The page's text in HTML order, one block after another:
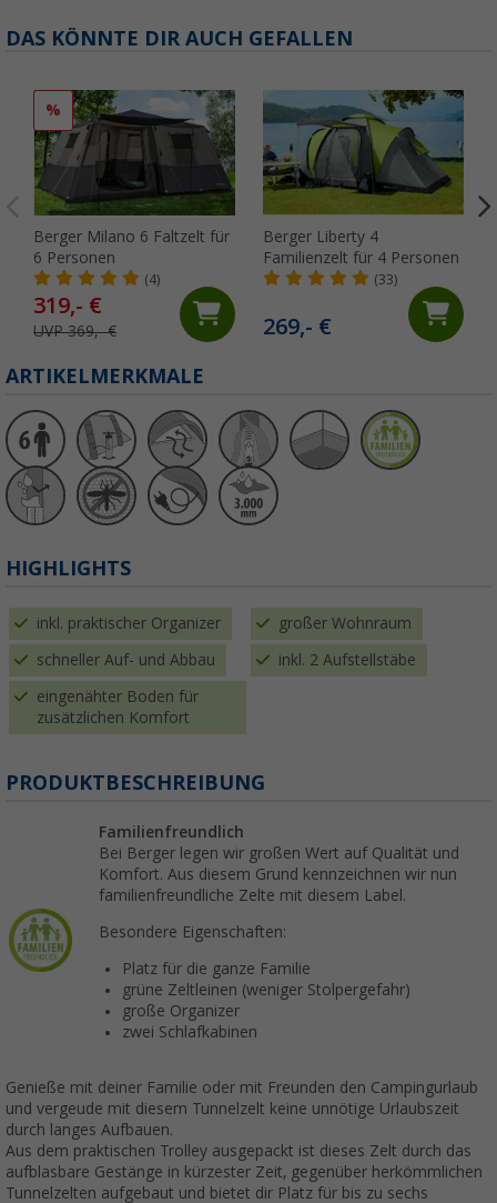
DAS KÖNNTE DIR AUCH GEFALLEN
%
Berger Milano 6 Faltzelt für
6 Personen
(4)
319,- €
UVP 369,- €
Berger Liberty 4
Familienzelt für 4 Personen
(33)
269,- €
ARTIKELMERKMALE
HIGHLIGHTS
inkl. praktischer Organizer großer Wohnraum
schneller Auf- und Abbau inkl. 2 Aufstellstäbe
eingenähter Boden für
zusätzlichen Komfort
PRODUKTBESCHREIBUNG
Familienfreundlich
Bei Berger legen wir großen Wert auf Qualität und
Komfort. Aus diesem Grund kennzeichnen wir nun
familienfreundliche Zelte mit diesem Label.
Besondere Eigenschaften:
Platz für die ganze Familie
grüne Zeltleinen (weniger Stolpergefahr)
große Organizer
zwei Schlafkabinen
Genieße mit deiner Familie oder mit Freunden den Campingurlaub
und vergeude mit diesem Tunnelzelt keine unnötige Urlaubszeit
durch langes Aufbauen.
Aus dem praktischen Trolley ausgepackt ist dieses Zelt durch das
aufblasbare Gestänge in kürzester Zeit, gegenüber herkömmlichen
Tunnelzelten aufgebaut und bietet dir Platz für bis zu sechs